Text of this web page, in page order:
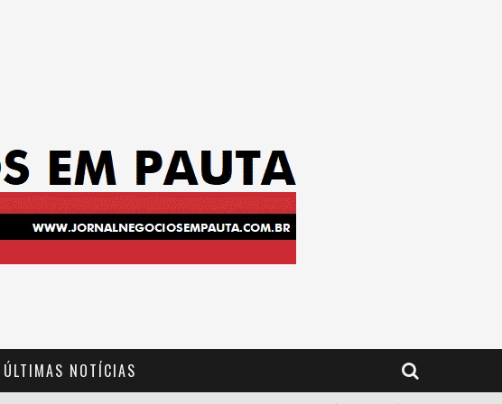
ÚLTIMAS NOTÍCIAS